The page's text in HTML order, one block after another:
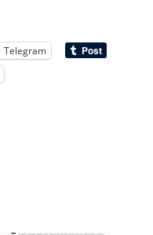
Telegram